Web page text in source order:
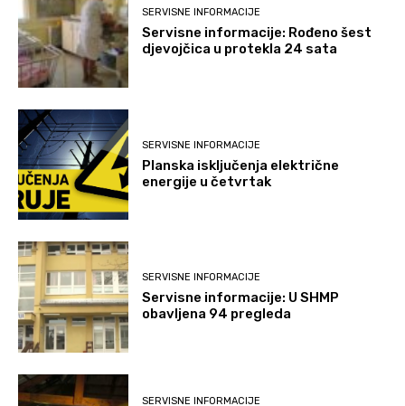
SERVISNE INFORMACIJE
Servisne informacije: Rođeno šest
djevojčica u protekla 24 sata
SERVISNE INFORMACIJE
Planska isključenja električne
energije u četvrtak
SERVISNE INFORMACIJE
Servisne informacije: U SHMP
obavljena 94 pregleda
SERVISNE INFORMACIJE